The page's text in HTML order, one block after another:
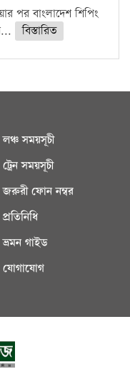
পর বাংলাদেশ শিপিং
বিস্তারিত
লঞ্চ সময়সূচী
ট্রেন সময়সূচী
জরুরী ফোন নম্বর
প্রতিনিধি
ভ্রমন গাইড
যোগাযোগ